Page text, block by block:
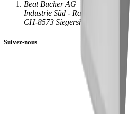
Beat Bucher AG
Industrie Süd - Rampe 2
CH-8573 Siegershausen
Suivez-nous